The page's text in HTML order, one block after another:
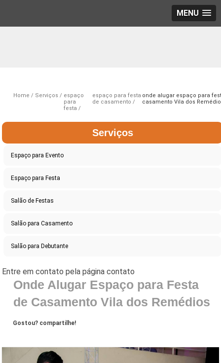
MENU
Home Serviços
espaço
para
festa
espaço para festa
de casamento
onde alugar espaço para
casamento Vila dos
Serviços
Espaço para Evento
Espaço para Festa
Salão de Festas
Salão para Casamento
Salão para Debutante
Onde Alugar Espaço para Festa
de Casamento Vila dos Remédios
Gostou? compartilhe!